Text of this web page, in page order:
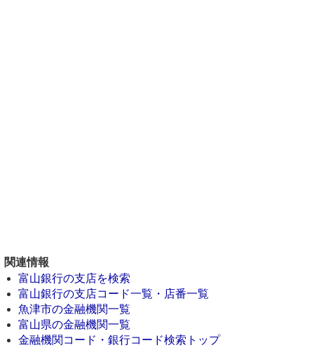
関連情報
富山銀行の支店を検索
富山銀行の支店コード一覧・店番一覧
魚津市の金融機関一覧
富山県の金融機関一覧
金融機関コード・銀行コード検索トップ